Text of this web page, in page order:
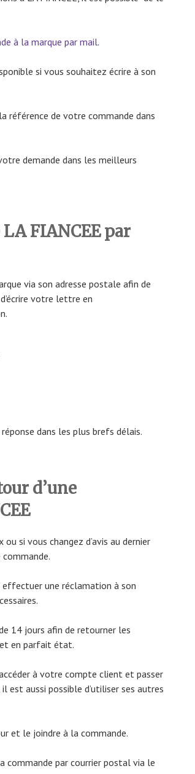
à la marque par mail.
si vous souhaitez écrire à son
référence de votre commande dans
demande dans les meilleurs
FIANCEE par
via son adresse postale afin de
votre lettre en
dans les plus brefs délais.
d’une
si vous changez d’avis au dernier
une réclamation à son
14 jours afin de retourner les
et en parfait état.
à votre compte client et passer
est aussi possible d’utiliser ses autres
et le joindre à la commande.
commande par courrier postal via le